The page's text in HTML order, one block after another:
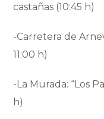
castañas (10:45 h)
-Carretera de
11:00 h)
-La Murada: “Los
h)